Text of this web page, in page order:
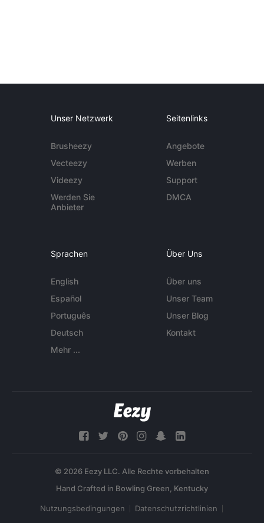
Unser Netzwerk
Brusheezy
Vecteezy
Videezy
Werden Sie
Anbieter
Seitenlinks
Angebote
Werben
Support
DMCA
Sprachen
English
Español
Português
Deutsch
Mehr ...
Über Uns
Über uns
Unser Team
Unser Blog
Kontakt
© 2026 Eezy LLC. Alle Rechte vorbehalten
Nutzungsbedingungen Datenschutzrichtlinien